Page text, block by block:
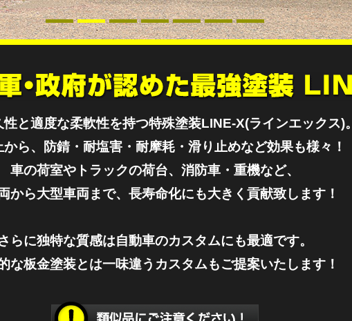
と適度な柔軟性を持つ特殊塗装LINE-X(ラインエックス)。
から、防錆・耐塩害・耐摩耗・滑り止めなど効果も様々！
車の荷室やトラックの荷台、消防車・重機など、
から大型車両まで、長寿命化にも大きく貢献致します！
らに独特な質感は自動車のカスタムにも最適です。
な板金塗装とは一味違うカスタムもご提案いたします！